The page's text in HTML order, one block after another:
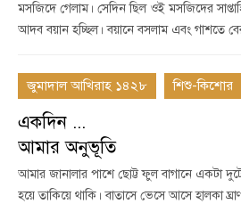
মসজিদে গেলাম। সেদিন ছিল ওই মসজিদের
আদব বয়ান হচ্ছিল। বয়ানে বসলাম এবং গাশতে
জুমাদাল আখিরাহ ১৪২৮ শিশু-কিশোর
একদিন ...
আমার অনুভূতি
আমার জানালার পাশে ছোট্ট ফুল বাগানে একটা
হয়ে তাকিয়ে থাকি। বাতাসে ভেসে আসে হালকা